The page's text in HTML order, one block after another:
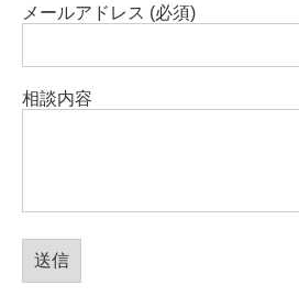
メールアドレス (必須)
相談内容